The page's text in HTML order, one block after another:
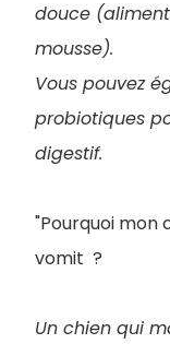
douce
mousse).
Vous pouvez
probiotiques
digestif.
"Pourquoi mon
vomit ?
Un chien qui